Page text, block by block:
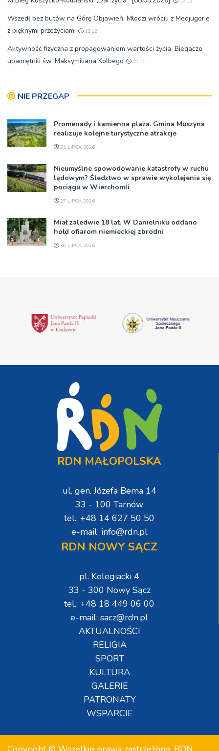
Wszedł bez butów na Górę Objawień. Młodzi wrócili z Medjugorie
z pięknymi przeżyciami
12:12
Aktywność fizyczna z propagowaniem wartości życia. Biegacze
upamiętnili św. Maksymiliana Kolbego
11:11
NIE PRZEGAP
Promenady i kamienna plaża. Gmina Muszyna
realizuje kolejne turystyczne atrakcje
21 LIPCA 2026
Nieumyślne spowodowanie katastrofy w ruchu
lądowym? Śledztwo w sprawie wykolejenia się
pociągu w Wierchomli
27 LIPCA 2026
Miał zaledwie 18 lat. W Danielniku oddano
hołd ofiarom niemieckiej zbrodni
30 LIPCA 2026
RDN MAŁOPOLSKA
ul. gen. Józefa Bema 14
33 - 100 Tarnów
tel.: +48 14 627 50 50
e-mail: info@rdn.pl
RDN NOWY SĄCZ
pl. Kolegiacki 4
33 - 300 Nowy Sącz
tel.: +48 18 449 06 00
e-mail: sacz@rdn.pl
AKTUALNOŚCI
RELIGIA
SPORT
KULTURA
GALERIE
PATRONATY
WSPARCIE